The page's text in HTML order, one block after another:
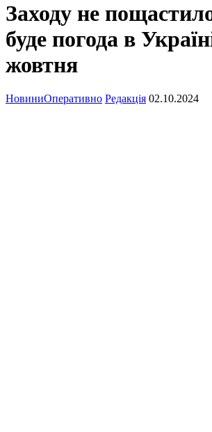
Заходу не
буде погода в
жовтня
НовиниОперативно Редакція 02.10.2024